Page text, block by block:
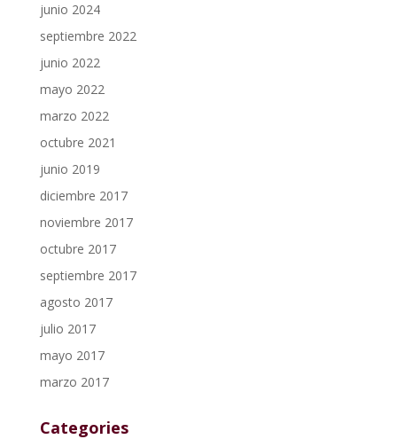
junio 2024
septiembre 2022
junio 2022
mayo 2022
marzo 2022
octubre 2021
junio 2019
diciembre 2017
noviembre 2017
octubre 2017
septiembre 2017
agosto 2017
julio 2017
mayo 2017
marzo 2017
Categories